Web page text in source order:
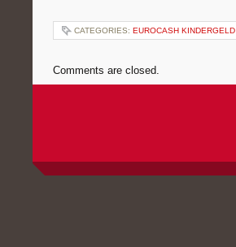
CATEGORIES: EUROCASH KINDERGELD
Comments are closed.